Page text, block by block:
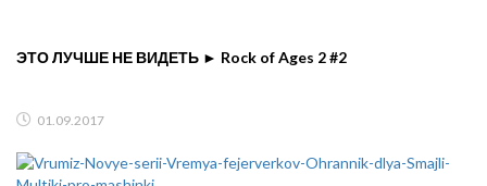
ЭТО ЛУЧШЕ НЕ ВИДЕТЬ ► Rock of Ages 2 #2
01.09.2017